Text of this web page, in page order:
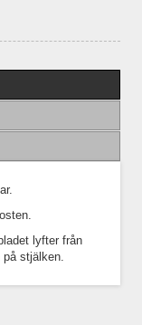
lyfter från
stjälken.